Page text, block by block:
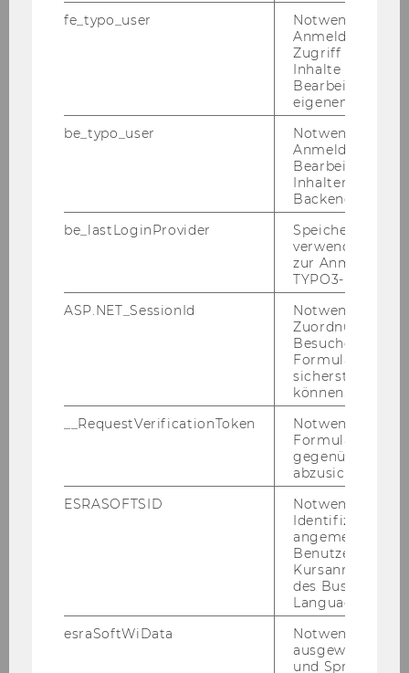
fe_typo_user
Notwendig für
Anmeldung und
Zugriff auf
Inhalte oder zur
Bearbeitung des
eigenen Profils.
be_typo_user
Notwendig für
Anmeldung und
Bearbeitung von
Inhalten im
Backend.
be_lastLoginProvider
Speichert die
verwendete
zur Anmeldung
TYPO3-Backend.
ASP.NET_SessionId
Notwendig, um
Zuordnung von
Besucher zu
sicherstellen zu
können.
__RequestVerificationToken
Notwendig, um
gegenüber
abzusichern.
ESRASOFTSID
Notwendig zur
Identifizierung
angemeldeten
Benutzers im
des Business
Language
esraSoftWiData
Notwendig um
ausgewählte
und